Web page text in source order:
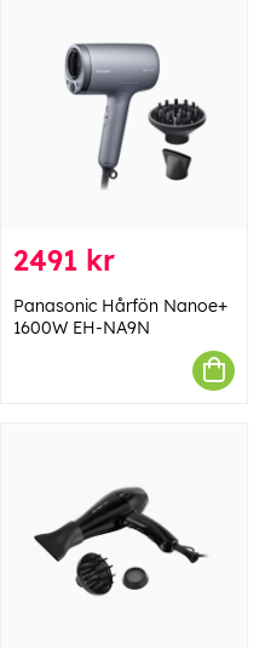
2491 kr
Panasonic Hårfön Nanoe+
1600W EH-NA9N